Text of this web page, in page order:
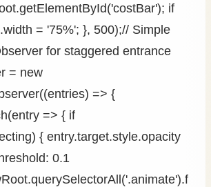
if
= '75%'; }, 500);// Simple
for staggered entrance
= new
=> {
=> { if
{ entry.target.style.opacity
0.1